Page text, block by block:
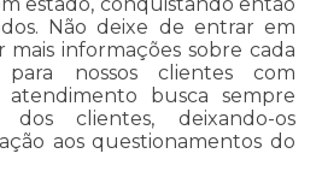
Não deixe de entrar em
informações sobre cada
nossos clientes com
atendimento busca sempre
clientes, deixando-os
aos questionamentos do